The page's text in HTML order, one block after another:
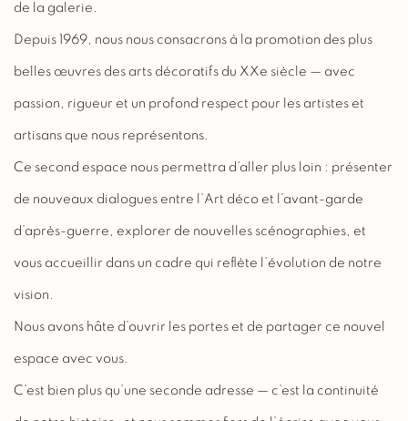
de la galerie.
Depuis 1969, nous nous consacrons à la promotion des plus
belles œuvres des arts décoratifs du XXe siècle — avec
passion, rigueur et un profond respect pour les artistes et
artisans que nous représentons.
Ce second espace nous permettra d’aller plus loin : présenter
de nouveaux dialogues entre l’Art déco et l’avant-garde
d’après-guerre, explorer de nouvelles scénographies, et
vous accueillir dans un cadre qui reflète l’évolution de notre
vision.
Nous avons hâte d’ouvrir les portes et de partager ce nouvel
espace avec vous.
C’est bien plus qu’une seconde adresse — c’est la continuité